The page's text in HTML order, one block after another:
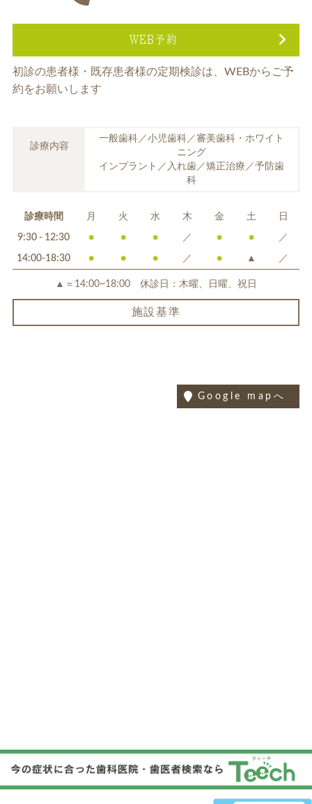
WEB予約
初診の患者様・既存患者様の定期検診は、 WEBからご予
約をお願いします
診療内容
一般歯科／小児歯科／審美歯科・ホワイト
ニング
インプラント／入れ歯／矯正治療／予防歯
科
診療時間 月 火 水 木 金 土 日
9:30 - 12:30 ● ● ● ／ ● ● ／
14:00-18:30 ● ● ● ／ ● ▲ ／
▲＝14:00~18:00 休診日：木曜、日曜、祝日
施設基準
Google mapへ